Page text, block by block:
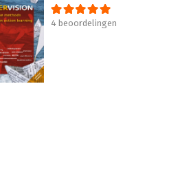
4 beoordelingen